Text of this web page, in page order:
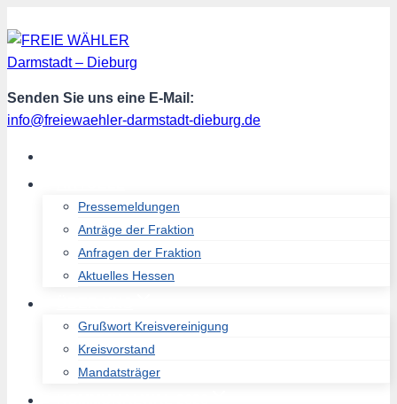
Inhalt
springen
Senden Sie uns eine E-Mail:
info@freiewaehler-darmstadt-dieburg.de
Pressemeldungen
Anträge der Fraktion
Anfragen der Fraktion
Aktuelles Hessen
Grußwort Kreisvereinigung
Kreisvorstand
Mandatsträger